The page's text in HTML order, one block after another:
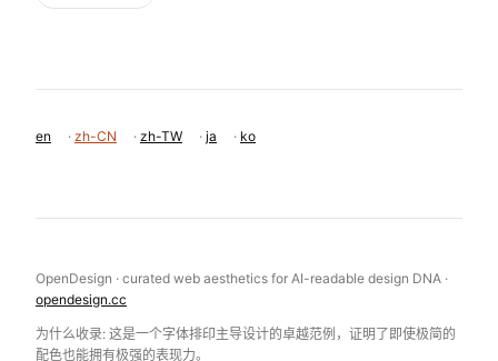
en · zh-CN · zh-TW · ja · ko
OpenDesign · curated web aesthetics for AI-readable design DNA ·
opendesign.cc
为什么收录: 这是一个字体排印主导设计的卓越范例，证明了即使极简的
配色也能拥有极强的表现力。